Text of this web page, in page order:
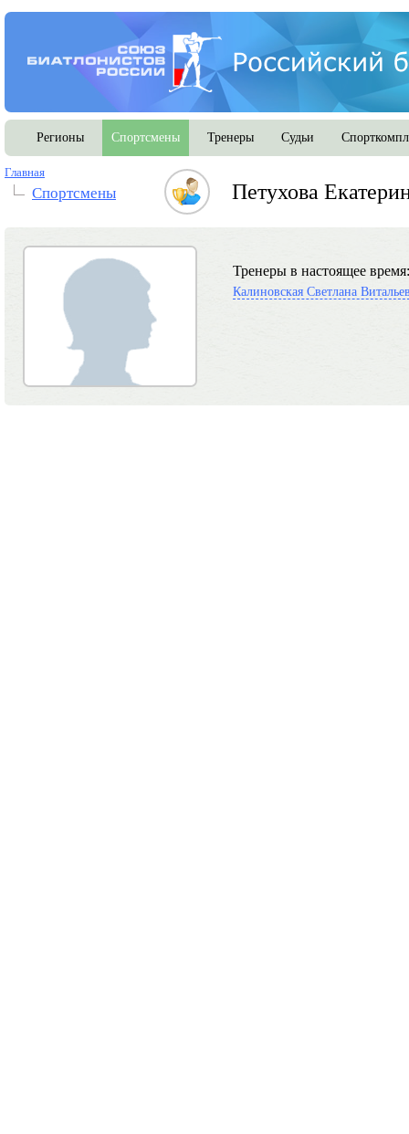
Регионы Спортсмены Тренеры Судьи
Главная
Спортсмены Петухова
Тренеры в настоящее время:
Калиновская Светлана